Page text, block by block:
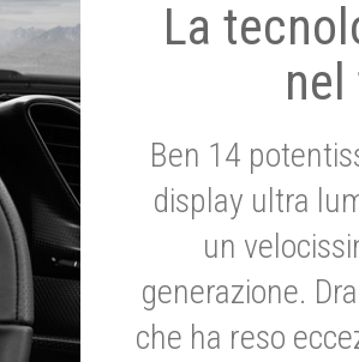
La
Ben 14
display ultra
un
generazione.
che ha reso